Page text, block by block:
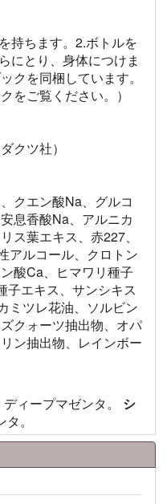
持ちます。2.ボトルを
にとり、身体につけま
クを同梱しています。
をご覧ください。）
クツ社）
クエン酸Na、グルコ
息香酸Na、アルニカ
ス葉エキス、赤227、
アルコール、クロトン
酸Ca、ヒマワリ種子
子エキス、サンシキス
ミツレ花油、ソルビン
クォーツ抽出物、オパ
ン抽出物、レインボー
ディープマゼンタ。 シ
。